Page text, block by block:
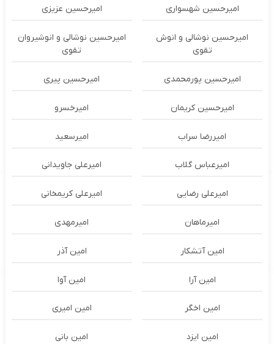
امیرحسین شهسواری امیرحسین عزیزی
امیرحسین نوشالی و انوش
تقوی
امیرحسین نوشالی و انوشیروان
تقوی
امیرحسین پورمحمدی امیرحسین پیری
امیرحسین کریمان امیرخسرو
امیررضا سراب امیرسعید
امیرعباس گلاب امیرعلی جاویدانی
امیرعلی رضایی امیرعلی کریمخانی
امیرماهان امیرمهدی
امین آتشکار امین آذر
امین آرا امین آوا
امین اخگر امین امیری
امین ایزد امین بانی